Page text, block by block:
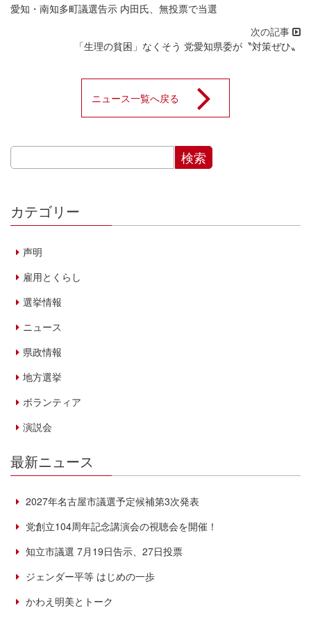
愛知・南知多町議選告示 内田氏、無投票で当選
「生理の貧困」なくそう 党愛知県委が〝対策ぜひ〟
ニュース一覧へ戻る
カテゴリー
声明
雇用とくらし
選挙情報
ニュース
県政情報
地方選挙
ボランティア
演説会
最新ニュース
2027年名古屋市議選予定候補第3次発表
党創立104周年記念講演会の視聴会を開催！
知立市議選 7月19日告示、27日投票
ジェンダー平等 はじめの一歩
かわえ明美とトーク